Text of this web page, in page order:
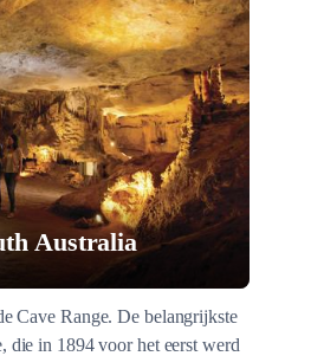
Australia
Cave Range. De belangrijkste
die in 1894 voor het eerst werd